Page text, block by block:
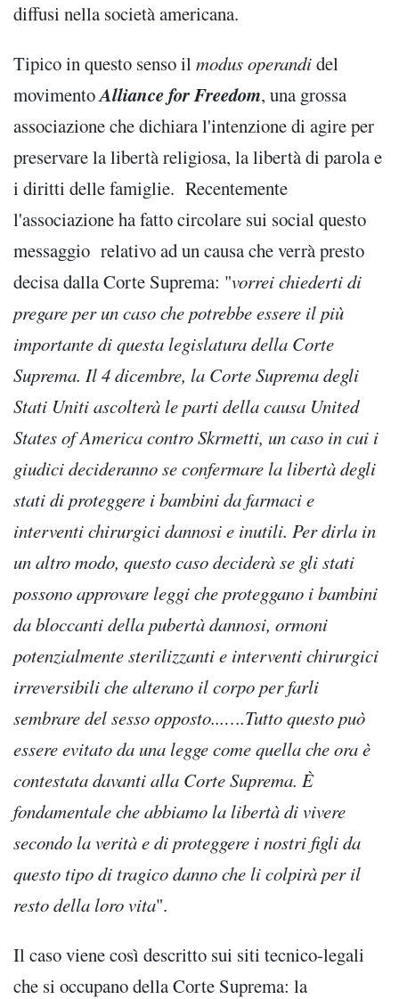
diffusi nella società americana.
Tipico in questo senso ilmodus operandidel
movimentoAlliance for Freedom, una grossa
associazione che dichiara l'intenzione di agire per
preservare la libertà religiosa, la libertà di parola e
i diritti delle famiglie. Recentemente
l'associazione ha fatto circolare sui social questo
messaggio relativo ad un causa che verrà presto
decisa dalla Corte Suprema: "vorrei chiederti di
pregare per un caso che potrebbe essere il più
importante di questa legislatura della Corte
Suprema. Il 4 dicembre, la Corte Suprema degli
Stati Uniti ascolterà le parti della causa United
States of America contro Skrmetti, un caso in cui i
giudici decideranno se confermare la libertà degli
stati di proteggere i bambini da farmaci e
interventi chirurgici dannosi e inutili. Per dirla in
un altro modo, questo caso deciderà se gli stati
possono approvare leggi che proteggano i bambini
da bloccanti della pubertà dannosi, ormoni
potenzialmente sterilizzanti e interventi chirurgici
irreversibili che alterano il corpo per farli
sembrare del sesso opposto...….Tutto questo può
essere evitato da una legge come quella che ora è
contestata davanti alla Corte Suprema. È
fondamentale che abbiamo la libertà di vivere
secondo la verità e di proteggere i nostri figli da
questo tipo di tragico danno che li colpirà per il
resto della loro vita".
Il caso viene così descritto sui siti tecnico-legali
che si occupano della Corte Suprema: la